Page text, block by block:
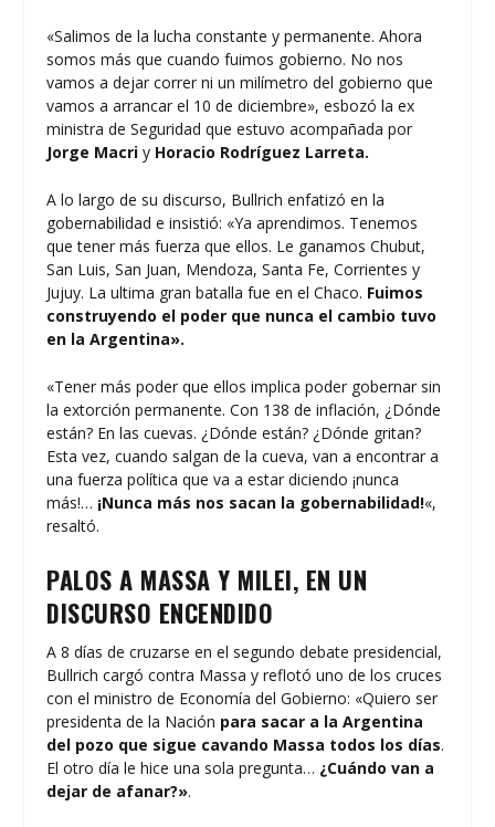
«Salimos de la lucha constante y permanente. Ahora
somos más que cuando fuimos gobierno. No nos
vamos a dejar correr ni un milímetro del gobierno que
vamos a arrancar el 10 de diciembre», esbozó la ex
ministra de Seguridad que estuvo acompañada por
Jorge Macri y Horacio Rodríguez Larreta.
A lo largo de su discurso, Bullrich enfatizó en la
gobernabilidad e insistió: «Ya aprendimos. Tenemos
que tener más fuerza que ellos. Le ganamos Chubut,
San Luis, San Juan, Mendoza, Santa Fe, Corrientes y
Jujuy. La ultima gran batalla fue en el Chaco. Fuimos
construyendo el poder que nunca el cambio tuvo
en la Argentina».
«Tener más poder que ellos implica poder gobernar sin
la extorción permanente. Con 138 de inflación, ¿Dónde
están? En las cuevas. ¿Dónde están? ¿Dónde gritan?
Esta vez, cuando salgan de la cueva, van a encontrar a
una fuerza política que va a estar diciendo ¡nunca
más!… ¡Nunca más nos sacan la gobernabilidad!«,
resaltó.
PALOS A MASSA Y MILEI, EN UN
DISCURSO ENCENDIDO
A 8 días de cruzarse en el segundo debate presidencial,
Bullrich cargó contra Massa y reflotó uno de los cruces
con el ministro de Economía del Gobierno: «Quiero ser
presidenta de la Nación para sacar a la Argentina
del pozo que sigue cavando Massa todos los días.
El otro día le hice una sola pregunta… ¿Cuándo van a
dejar de afanar?».